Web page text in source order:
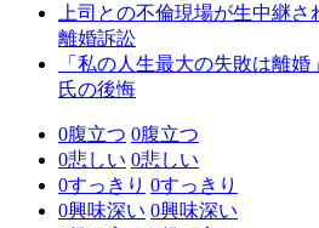
上司との不倫現場が生中継
離婚訴訟
「私の人生最大の失敗は離
氏の後悔
0腹立つ 0腹立つ
0悲しい 0悲しい
0すっきり 0すっきり
0興味深い 0興味深い